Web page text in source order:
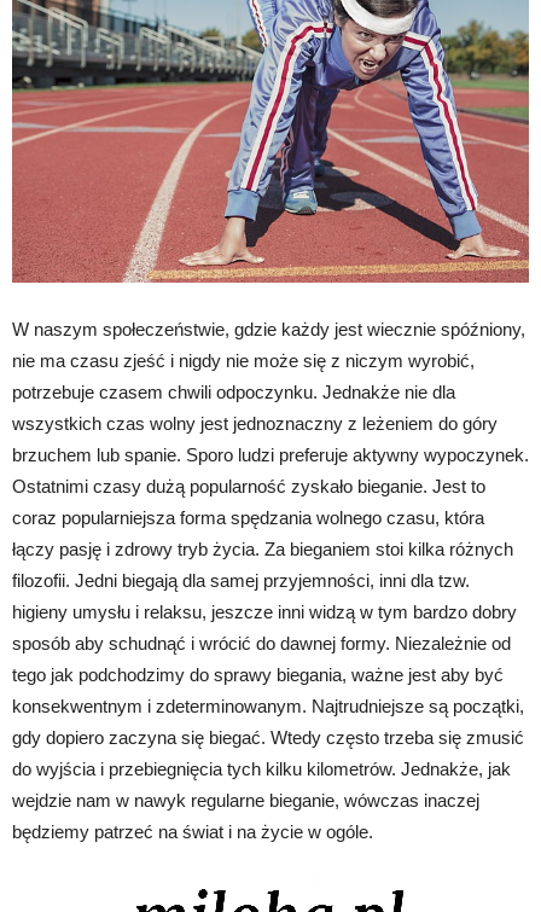
W naszym społeczeństwie, gdzie każdy jest wiecznie spóźniony,
nie ma czasu zjeść i nigdy nie może się z niczym wyrobić,
potrzebuje czasem chwili odpoczynku. Jednakże nie dla
wszystkich czas wolny jest jednoznaczny z leżeniem do góry
brzuchem lub spanie. Sporo ludzi preferuje aktywny wypoczynek.
Ostatnimi czasy dużą popularność zyskało bieganie. Jest to
coraz popularniejsza forma spędzania wolnego czasu, która
łączy pasję i zdrowy tryb życia. Za bieganiem stoi kilka różnych
filozofii. Jedni biegają dla samej przyjemności, inni dla tzw.
higieny umysłu i relaksu, jeszcze inni widzą w tym bardzo dobry
sposób aby schudnąć i wrócić do dawnej formy. Niezależnie od
tego jak podchodzimy do sprawy biegania, ważne jest aby być
konsekwentnym i zdeterminowanym. Najtrudniejsze są początki,
gdy dopiero zaczyna się biegać. Wtedy często trzeba się zmusić
do wyjścia i przebiegnięcia tych kilku kilometrów. Jednakże, jak
wejdzie nam w nawyk regularne bieganie, wówczas inaczej
będziemy patrzeć na świat i na życie w ogóle.